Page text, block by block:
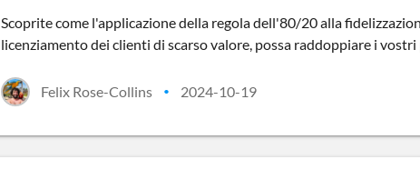
Scoprite come l'applicazione della regola dell'80/20 alla
licenziamento dei clienti di scarso valore, possa raddoppiare i
Felix Rose-Collins • 2024-10-19